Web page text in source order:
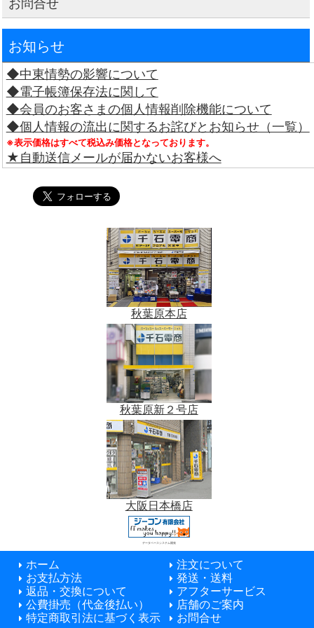
お問合せ
お知らせ
◆中東情勢の影響について
◆電子帳簿保存法に関して
◆会員のお客さまの個人情報削除機能について
◆個人情報の流出に関するお詫びとお知らせ（一覧）
※表示価格はすべて税込み価格となっております。
★自動送信メールが届かないお客様へ
秋葉原本店
秋葉原新２号店
大阪日本橋店
データベースシステム開発
ホーム
注文について
お支払方法
発送・送料
返品・交換について
アフターサービス
公費掛売（代金後払い）
店舗のご案内
特定商取引法に基づく表示
お問合せ